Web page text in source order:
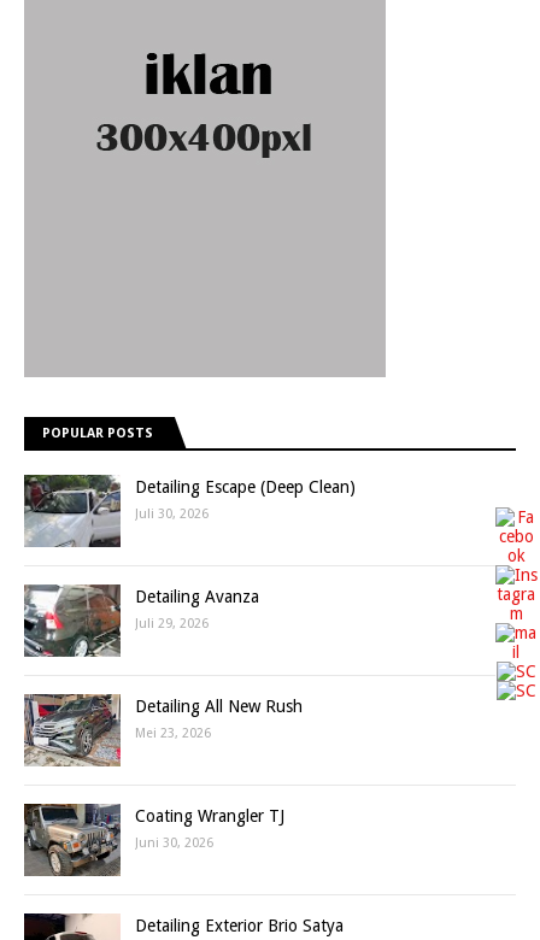
POPULAR POSTS
Detailing Escape (Deep Clean)
Juli 30, 2026
Detailing Avanza
Juli 29, 2026
Detailing All New Rush
Mei 23, 2026
Coating Wrangler TJ
Juni 30, 2026
Detailing Exterior Brio Satya